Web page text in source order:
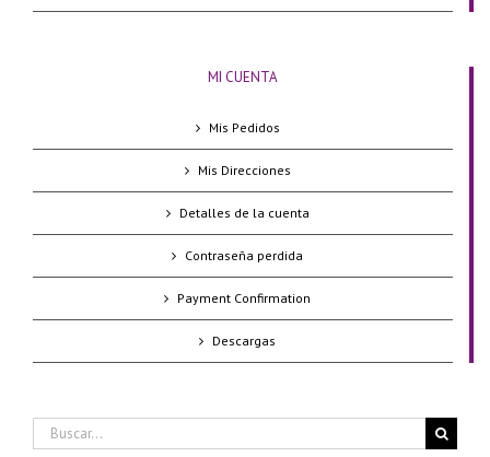
MI CUENTA
Mis Pedidos
Mis Direcciones
Detalles de la cuenta
Contraseña perdida
Payment Confirmation
Descargas
Buscar: